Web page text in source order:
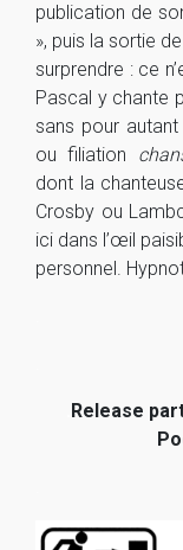
publication de
», puis la sortie
surprendre : ce
Pascal y chante
sans pour autant
ou filiation
dont la
Crosby ou
ici dans l’œil
personnel.
Release